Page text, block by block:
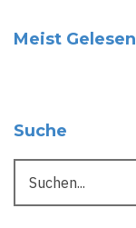
Meist Gelesen
Suche